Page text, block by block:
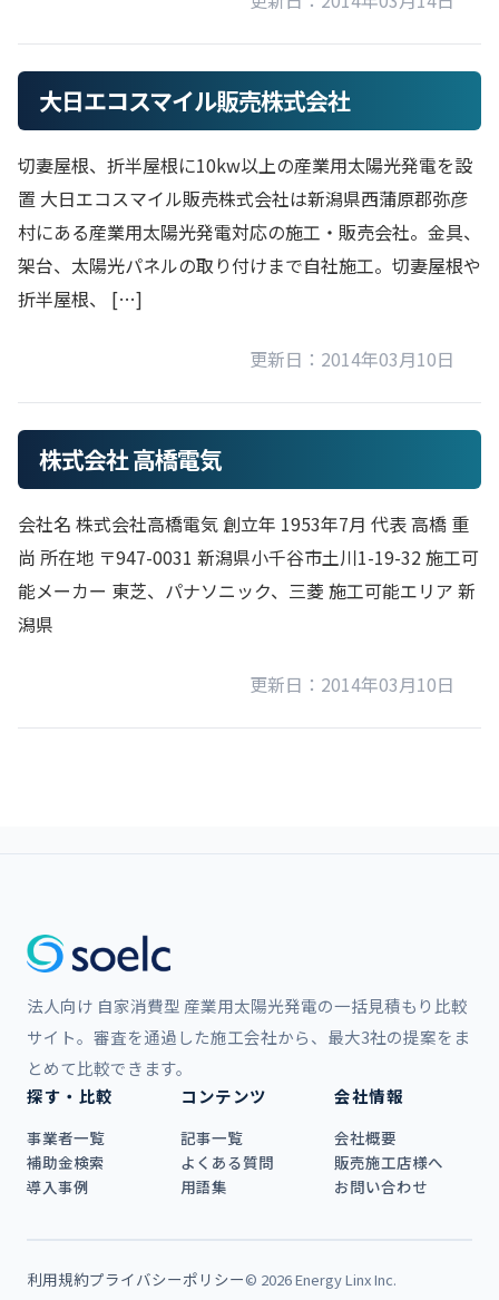
大日エコスマイル販売株式会社
切妻屋根、折半屋根に10kw以上の産業用太陽光発電を設
置 大日エコスマイル販売株式会社は新潟県西蒲原郡弥彦
村にある産業用太陽光発電対応の施工・販売会社。金具、
架台、太陽光パネルの取り付けまで自社施工。切妻屋根や
折半屋根、 […]
更新日：2014年03月10日
株式会社 高橋電気
会社名 株式会社高橋電気 創立年 1953年7月 代表 高橋 重
尚 所在地 〒947-0031 新潟県小千谷市土川1-19-32 施工可
能メーカー 東芝、パナソニック、三菱 施工可能エリア 新
潟県
更新日：2014年03月10日
法人向け 自家消費型 産業用太陽光発電の一括見積もり比較
サイト。審査を通過した施工会社から、最大3社の提案をま
とめて比較できます。
探す・比較
事業者一覧
補助金検索
導入事例
コンテンツ
記事一覧
よくある質問
用語集
会社情報
会社概要
販売施工店様へ
お問い合わせ
利用規約プライバシーポリシー© 2026 Energy Linx Inc.